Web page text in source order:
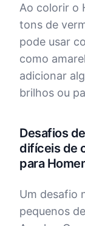
Ao colorir o
tons de
pode usar
como
adicionar
brilhos ou
Desafios
difíceis de
para
Um desafio
pequenos